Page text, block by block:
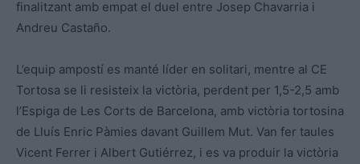
finalitzant amb empat el duel entre Josep Chavarria i
Andreu Castaño.
L’equip ampostí es manté líder en solitari, mentre al CE
Tortosa se li resisteix la victòria, perdent per 1,5-2,5 amb
l’Espiga de Les Corts de Barcelona, amb victòria tortosina
de Lluís Enric Pàmies davant Guillem Mut. Van fer taules
Vicent Ferrer i Albert Gutiérrez, i es va produir la victòria